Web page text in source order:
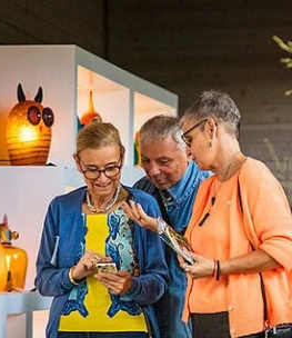
UND FANTASIE
der Schattenplätze
Park